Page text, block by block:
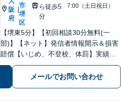
阪
府
市
堺
区
ら徒歩5
分
7:00（土日祝日）
【堺東5分】【初回相談30分無料(一
部)】【ネット】発信者情報開示＆損害
賠償【いじめ、不登校、体罰】実績豊
富【離婚問題】不倫・離婚に注力／有
利な条件での慰謝料・離婚【労働問
題】ハラスメント事案の実績／裁判を
メールでお問い合わせ